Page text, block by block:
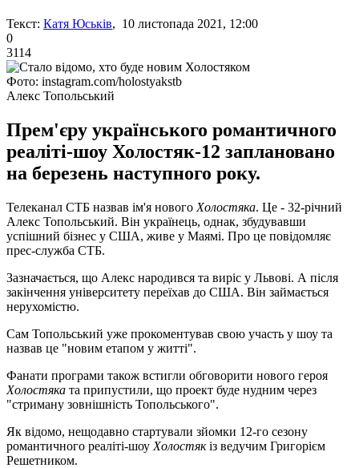
Текст: Катя Юськів, 10 листопада 2021, 12:00
0
3114
Фото: instagram.com/holostyakstb
Алекс Топольський
Прем'єру українського романтичного
реаліті-шоу Холостяк-12 заплановано
на березень наступного року.
Телеканал СТБ назвав ім'я нового Холостяка. Це - 32-річний
Алекс Топольський. Він українець, однак, збудувавши
успішний бізнес у США, живе у Маямі. Про це повідомляє
прес-служба СТБ.
Зазначається, що Алекс народився та виріс у Львові. А після
закінчення університету переїхав до США. Він займається
нерухомістю.
Сам Топольський уже прокоментував свою участь у шоу та
назвав це "новим етапом у житті".
Фанати програми також встигли обговорити нового героя
Холостяка та припустили, що проект буде нудним через
"стриману зовнішність Топольського".
Як відомо, нещодавно стартували зйомки 12-го сезону
романтичного реаліті-шоу Холостякіз ведучим Григорієм
Решетником.